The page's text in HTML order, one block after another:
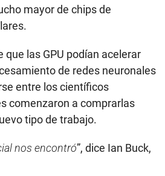
mayor de chips de
que las GPU podían acelerar
de redes neuronales
entre los científicos
comenzaron a comprarlas
tipo de trabajo.
nos encontró”, dice Ian Buck,